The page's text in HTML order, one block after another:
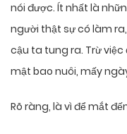
nói được. Ít nhất là
người thật sự có làm
cậu ta tung ra. Trừ
mật bao nuôi, mấy
Rõ ràng, là vì để mắt